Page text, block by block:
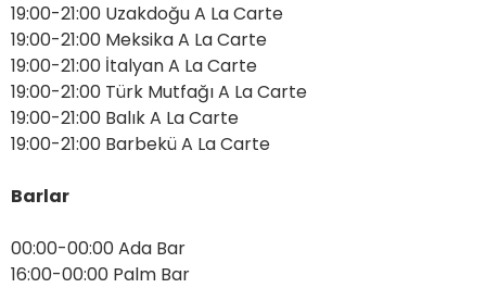
19:00-21:00 Uzakdoğu A La Carte
19:00-21:00 Meksika A La Carte
19:00-21:00 İtalyan A La Carte
19:00-21:00 Türk Mutfağı A La Carte
19:00-21:00 Balık A La Carte
19:00-21:00 Barbekü A La Carte
Barlar
00:00-00:00 Ada Bar
16:00-00:00 Palm Bar